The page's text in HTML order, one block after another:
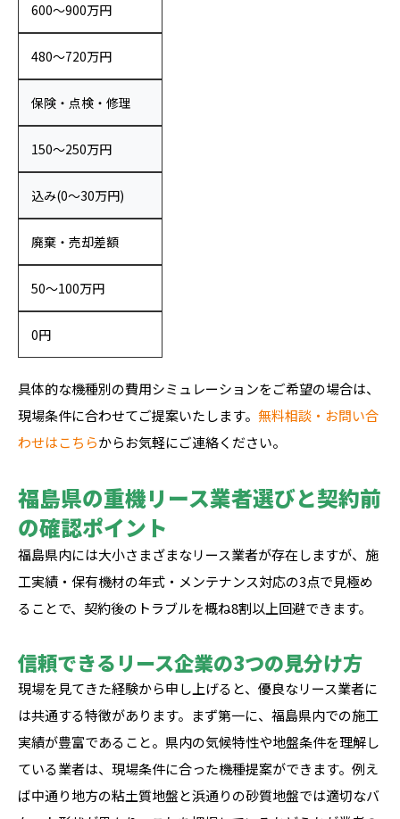
600〜900万円
480〜720万円
保険・点検・修理
150〜250万円
込み(0〜30万円)
廃棄・売却差額
50〜100万円
0円
具体的な機種別の費用シミュレーションをご希望の場合は、
現場条件に合わせてご提案いたします。 無料相談・お問い合
わせはこちらからお気軽にご連絡ください。
福島県の重機リース業者選びと契約前
の確認ポイント
福島県内には大小さまざまなリース業者が存在しますが、施
工実績・保有機材の年式・メンテナンス対応の3点で見極め
ることで、契約後のトラブルを概ね8割以上回避できます。
信頼できるリース企業の3つの見分け方
現場を見てきた経験から申し上げると、優良なリース業者に
は共通する特徴があります。まず第一に、福島県内での施工
実績が豊富であること。県内の気候特性や地盤条件を理解し
ている業者は、現場条件に合った機種提案ができます。例え
ば中通り地方の粘土質地盤と浜通りの砂質地盤では適切なバ